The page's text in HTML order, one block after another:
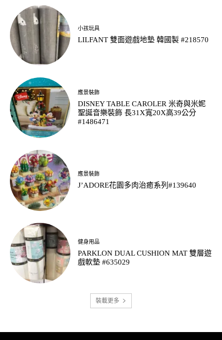
小孩玩具
LILFANT 雙面遊戲地墊 韓國製 #218570
應景裝飾
DISNEY TABLE CAROLER 米奇與米妮
聖誕音樂裝飾 長31X寬20X高39公分
#1486471
應景裝飾
J’ADORE花園多肉治癒系列#139640
健身用品
PARKLON DUAL CUSHION MAT 雙層遊
戲軟墊 #635029
裝載更多